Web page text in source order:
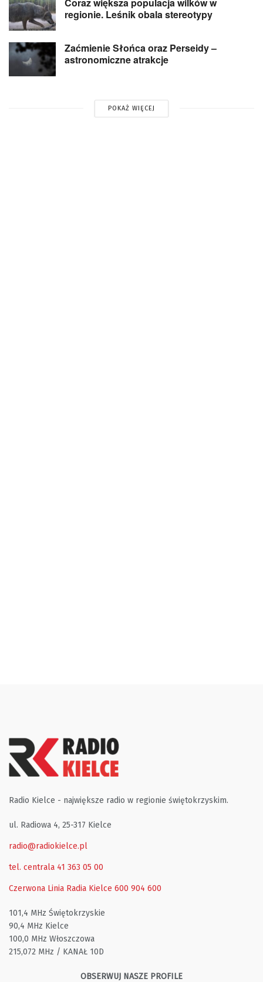
Coraz większa populacja wilków w
regionie. Leśnik obala stereotypy
Zaćmienie Słońca oraz Perseidy –
astronomiczne atrakcje
POKAŻ WIĘCEJ
Radio Kielce - największe radio w regionie świętokrzyskim.
ul. Radiowa 4, 25-317 Kielce
radio@radiokielce.pl
tel. centrala 41 363 05 00
Czerwona Linia Radia Kielce 600 904 600
101,4 MHz Świętokrzyskie
90,4 MHz Kielce
100,0 MHz Włoszczowa
215,072 MHz / KANAŁ 10D
OBSERWUJ NASZE PROFILE